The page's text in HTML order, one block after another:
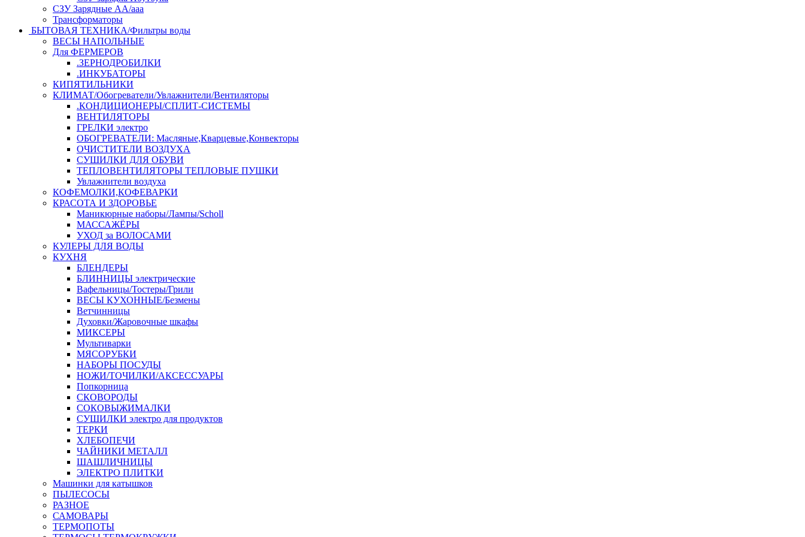
СЗУ Зарядные АА/ааа
Трансформаторы
БЫТОВАЯ ТЕХНИКА/Фильтры воды
ВЕСЫ НАПОЛЬНЫЕ
Для ФЕРМЕРОВ
.ЗЕРНОДРОБИЛКИ
.ИНКУБАТОРЫ
КИПЯТИЛЬНИКИ
КЛИМАТ/Обогреватели/Увлажнители/Вентиляторы
.КОНДИЦИОНЕРЫ/СПЛИТ-СИСТЕМЫ
ВЕНТИЛЯТОРЫ
ГРЕЛКИ электро
ОБОГРЕВАТЕЛИ: Масляные,Кварцевые,Конвекторы
ОЧИСТИТЕЛИ ВОЗДУХА
СУШИЛКИ ДЛЯ ОБУВИ
ТЕПЛОВЕНТИЛЯТОРЫ ТЕПЛОВЫЕ ПУШКИ
Увлажнители воздуха
КОФЕМОЛКИ,КОФЕВАРКИ
КРАСОТА И ЗДОРОВЬЕ
Маникюрные наборы/Лампы/Scholl
МАССАЖЁРЫ
УХОД за ВОЛОСАМИ
КУЛЕРЫ ДЛЯ ВОДЫ
КУХНЯ
БЛЕНДЕРЫ
БЛИННИЦЫ электрические
Вафельницы/Тостеры/Грили
ВЕСЫ КУХОННЫЕ/Безмены
Ветчинницы
Духовки/Жаровочные шкафы
МИКСЕРЫ
Мультиварки
МЯСОРУБКИ
НАБОРЫ ПОСУДЫ
НОЖИ/ТОЧИЛКИ/АКСЕССУАРЫ
Попкорница
СКОВОРОДЫ
СОКОВЫЖИМАЛКИ
СУШИЛКИ электро для продуктов
ТЕРКИ
ХЛЕБОПЕЧИ
ЧАЙНИКИ МЕТАЛЛ
ШАШЛИЧНИЦЫ
ЭЛЕКТРО ПЛИТКИ
Машинки для катышков
ПЫЛЕСОСЫ
РАЗНОЕ
САМОВАРЫ
ТЕРМОПОТЫ